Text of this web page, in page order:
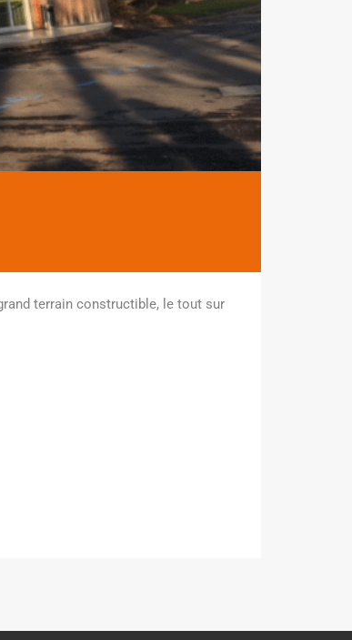
terrain constructible, le tout sur